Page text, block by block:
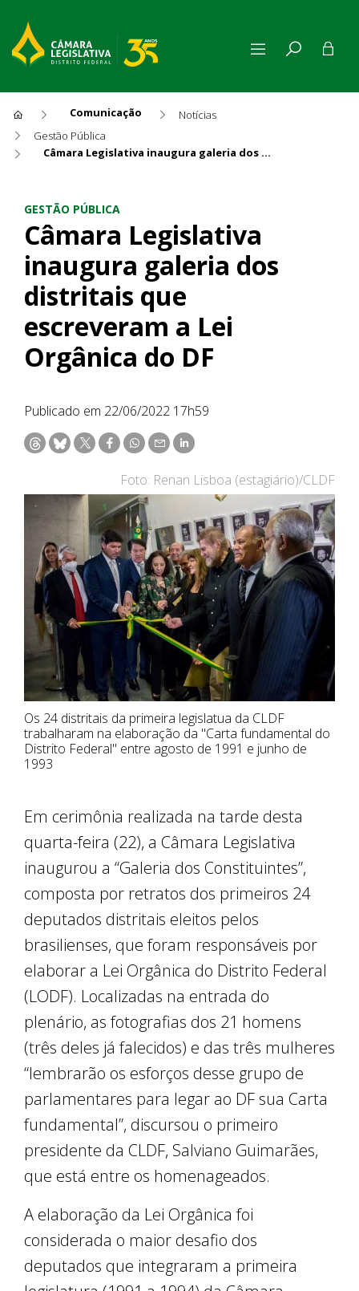
Comunicação
Notícias
Gestão Pública
Câmara Legislativa inaugura galeria dos distritais que escreveram a Lei Orgânica do DF
GESTÃO PÚBLICA
Câmara Legislativa
inaugura galeria dos
distritais que
escreveram a Lei
Orgânica do DF
Publicado em 22/06/2022 17h59
Foto: Renan Lisboa (estagiário)/CLDF
Os 24 distritais da primeira legislatua da CLDF
trabalharam na elaboração da "Carta fundamental do
Distrito Federal" entre agosto de 1991 e junho de
1993
Em cerimônia realizada na tarde desta
quarta-feira (22), a Câmara Legislativa
inaugurou a “Galeria dos Constituintes”,
composta por retratos dos primeiros 24
deputados distritais eleitos pelos
brasilienses, que foram responsáveis por
elaborar a Lei Orgânica do Distrito Federal
(LODF). Localizadas na entrada do
plenário, as fotografias dos 21 homens
(três deles já falecidos) e das três mulheres
“lembrarão os esforços desse grupo de
parlamentares para legar ao DF sua Carta
fundamental”, discursou o primeiro
presidente da CLDF, Salviano Guimarães,
que está entre os homenageados.
A elaboração da Lei Orgânica foi
considerada o maior desafio dos
deputados que integraram a primeira